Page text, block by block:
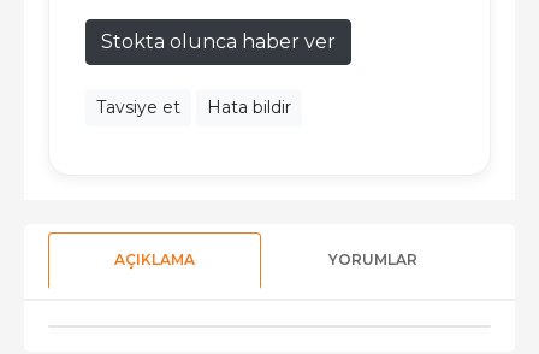
Stokta olunca haber ver
Tavsiye et Hata bildir
AÇIKLAMA YORUMLAR